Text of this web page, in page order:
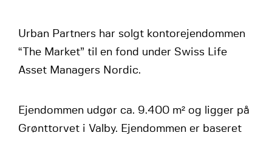
Urban Partners har solgt kontorejendommen
“The Market” til en fond under Swiss Life
Asset Managers Nordic.
Ejendommen udgør ca. 9.400 m² og ligger på
Grønttorvet i Valby. Ejendommen er baseret